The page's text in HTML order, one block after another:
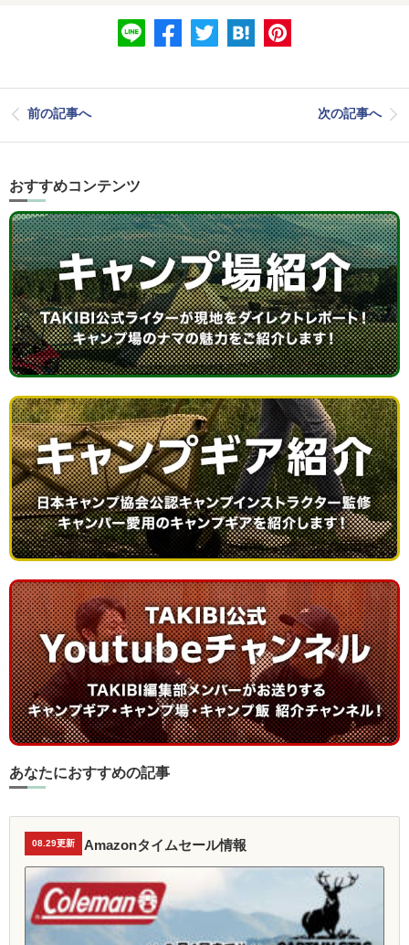
前の記事へ 次の記事へ
おすすめコンテンツ
あなたにおすすめの記事
08.29更新 Amazonタイムセール情報